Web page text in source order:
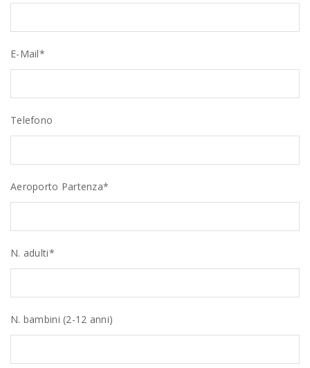
E-Mail*
Telefono
Aeroporto Partenza*
N. adulti*
N. bambini (2-12 anni)